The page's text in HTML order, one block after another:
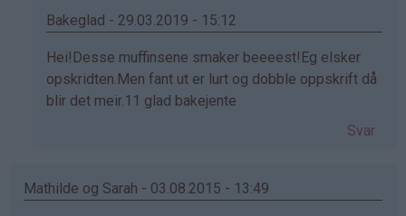
Bakeglad - 29.03.2019 - 15:12
Som
svar
på
Elise
Hei!Desse muffinsene smaker beeeest!Eg elsker
opskridten.Men fant ut er lurt og dobble oppskrift då
blir det meir.11 glad bakejente
Svar
Mathilde og Sarah - 03.08.2015 - 13:49